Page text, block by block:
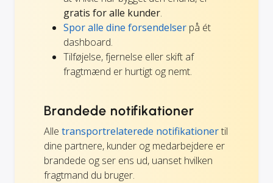
gratis for alle kunder.
Spor alle dine forsendelser på ét
dashboard.
Tilføjelse, fjernelse eller skift af
fragtmænd er hurtigt og nemt.
Brandede notifikationer
Alle transportrelaterede notifikationertil
dine partnere, kunder og medarbejdere er
brandede og ser ens ud, uanset hvilken
fragtmand du bruger.